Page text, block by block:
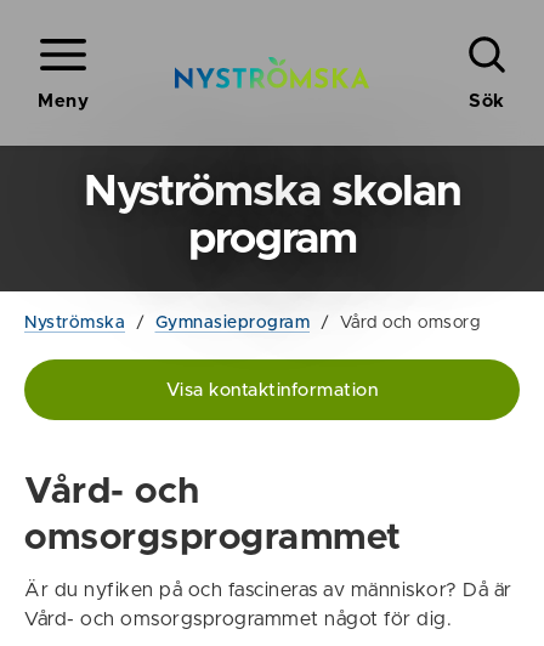
Meny Sök
Nyströmska skolan
program
Nyströmska / Gymnasieprogram / Vård och omsorg
Visa kontaktinformation
Vård- och
omsorgsprogrammet
Är du nyfiken på och fascineras av människor? Då är
Vård- och omsorgsprogrammet något för dig.